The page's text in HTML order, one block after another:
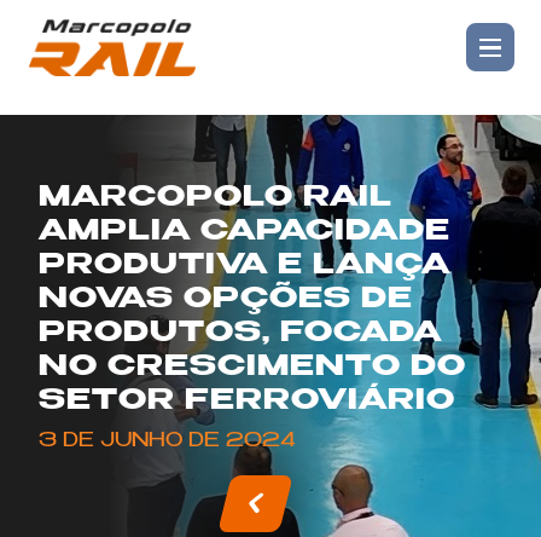
MARCOPOLO RAIL
AMPLIA CAPACIDADE
PRODUTIVA E LANÇA
NOVAS OPÇÕES DE
PRODUTOS, FOCADA
NO CRESCIMENTO DO
SETOR FERROVIÁRIO
3 DE JUNHO DE 2024